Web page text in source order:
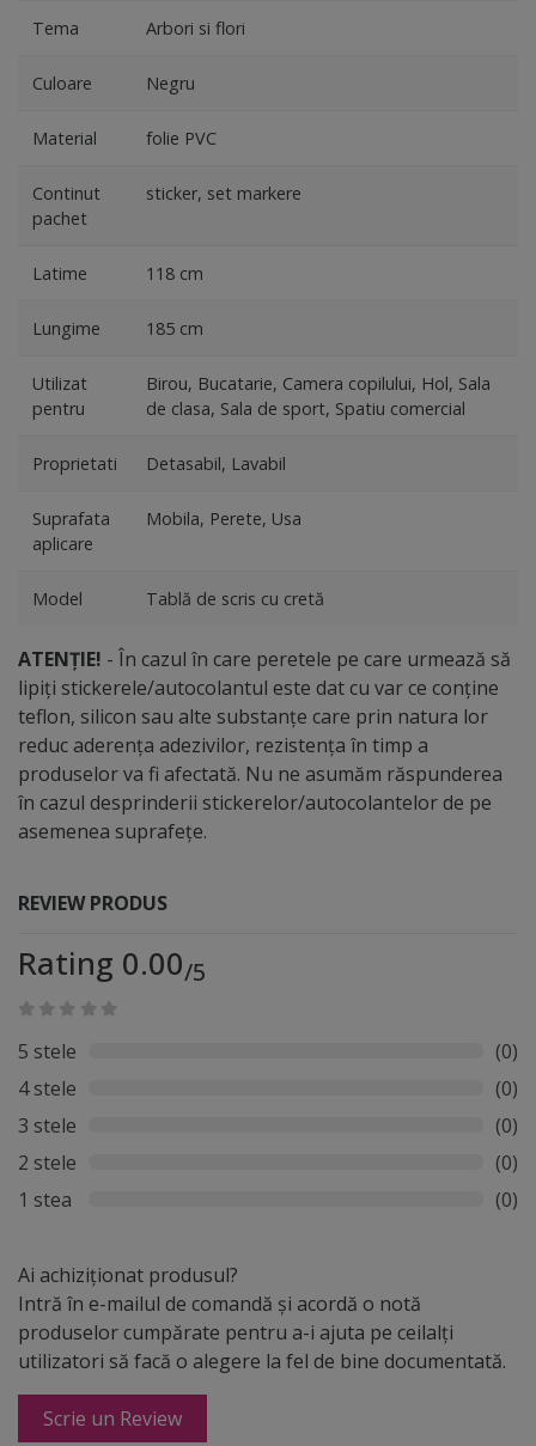
Tema Arbori si flori
Culoare Negru
Material folie PVC
Continut
pachet
sticker, set markere
Latime 118 cm
Lungime 185 cm
Utilizat
pentru
Birou, Bucatarie, Camera copilului, Hol, Sala
de clasa, Sala de sport, Spatiu comercial
Proprietati Detasabil, Lavabil
Suprafata
aplicare
Mobila, Perete, Usa
Model Tablă de scris cu cretă
ATENȚIE! - În cazul în care peretele pe care urmează să
lipiți stickerele/autocolantul este dat cu var ce conține
teflon, silicon sau alte substanțe care prin natura lor
reduc aderența adezivilor, rezistența în timp a
produselor va fi afectată. Nu ne asumăm răspunderea
în cazul desprinderii stickerelor/autocolantelor de pe
asemenea suprafețe.
REVIEW PRODUS
Rating 0.00/5
5 stele
(0)
4 stele
(0)
3 stele
(0)
2 stele
(0)
1 stea
(0)
Ai achiziționat produsul?
Intră în e-mailul de comandă și acordă o notă
produselor cumpărate pentru a-i ajuta pe ceilalți
utilizatori să facă o alegere la fel de bine documentată.
Scrie un Review